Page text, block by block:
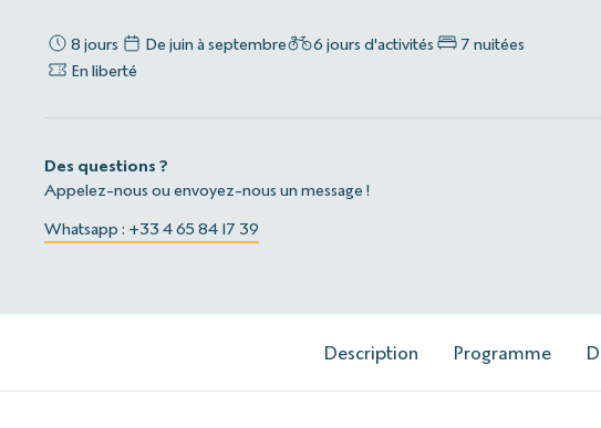
8 jours De juin à septembre 6 jours d'activités
7 nuitées
En liberté
Des questions ?
Appelez-nous ou envoyez-nous un message !
Whatsapp : +33 4 65 84 17 39
Description Programme